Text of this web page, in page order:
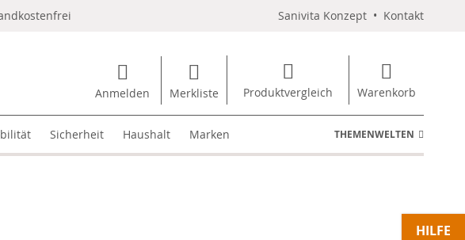
Sanivita Konzept • Kontakt
Anmelden Merkliste Produktvergleich Warenkorb
Sicherheit Haushalt Marken THEMENWELTEN
HILFE